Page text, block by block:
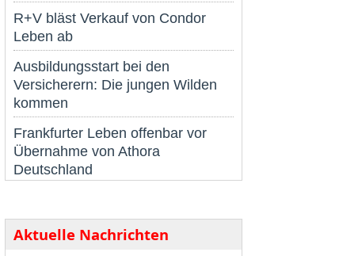
R+V bläst Verkauf von Condor
Leben ab
Ausbildungsstart bei den
Versicherern: Die jungen Wilden
kommen
Frankfurter Leben offenbar vor
Übernahme von Athora
Deutschland
Aktuelle Nachrichten